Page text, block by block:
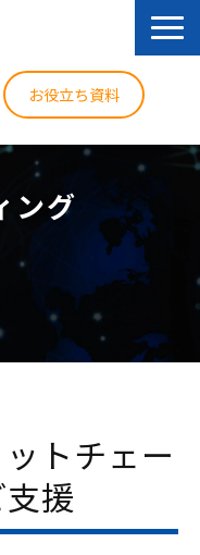
お役立ち資料
ング
トチェー
援